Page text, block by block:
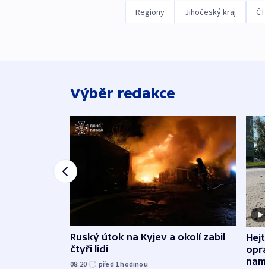
Regiony Jihočeský kraj
Výběr redakce
Ruský útok na Kyjev a okolí zabil
čtyři lidi
08:20 před 1hodinou